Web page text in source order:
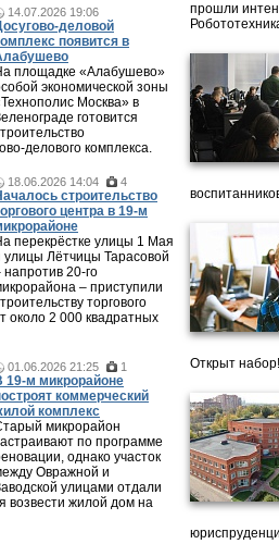
14.07.2026 19:06
деловой
появится в
площадке «Алабушево»
экономической зоны
Москва» в
готовится
делового комплекса.
18.06.2026 14:04 4
строительство
центра в 19-м
перекрёстке улицы 1 Мая
улицы Лётчицы Тарасовой
напротив 20‑го
– приступили
торгового
около 2 000 квадратных
01.06.2026 21:25 1
19-м микрорайоне
коммерческий
комплекс
микрорайон
по программе
однако участок
Овражной и
улицами отдали
возвести жилой дом на
прошли
Открыт набор!